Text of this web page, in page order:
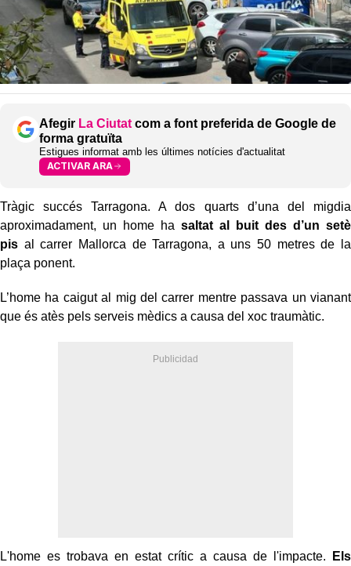
Afegir La Ciutat com a font preferida de Google de
forma gratuïta
Estigues informat amb les últimes notícies d'actualitat
ACTIVAR ARA
Tràgic succés Tarragona. A dos quarts d’una del migdia
aproximadament, un home ha saltat al buit des d’un setè
pis al carrer Mallorca de Tarragona, a uns 50 metres de la
plaça ponent.
L’home ha caigut al mig del carrer mentre passava un vianant
que és atès pels serveis mèdics a causa del xoc traumàtic.
L'home es trobava en estat crític a causa de l'impacte.
Els